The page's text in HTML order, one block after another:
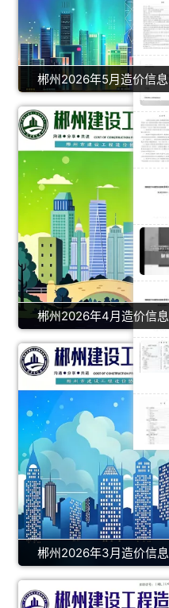
郴州2026年5月造价信息
郴州2026年4月造价信息
郴州2026年3月造价信息